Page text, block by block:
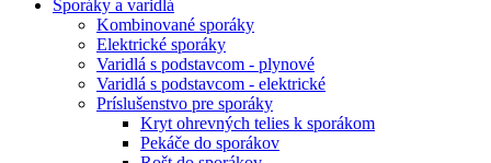
Sporáky a varidlá
Kombinované sporáky
Elektrické sporáky
Varidlá s podstavcom - plynové
Varidlá s podstavcom - elektrické
Príslušenstvo pre sporáky
Kryt ohrevných telies k sporákom
Pekáče do sporákov